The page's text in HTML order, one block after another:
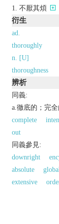
不厭其煩
衍生
ad.
thoroughly
n. [U]
thoroughness
辨析
同義:
a.徹底的；完全
complete
out
同義參見:
downright
absolute
extensive